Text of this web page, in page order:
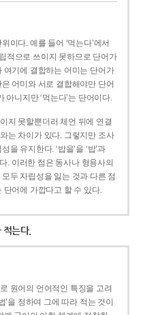
이다. 예를 들어 ‘먹는다’에서
적으로 쓰이지 못하므로 단어가
여기에 결합하는 어미는 단어가
어미와 서로 결합해야만 단어
아니지만 ‘먹는다’는 단어이다.
지 못할뿐더러 체언 뒤에 연결
는 차이가 있다. 그렇지만 조사
을 유지한다. ‘밥을’을 ‘밥’과
. 이러한 점은 동사나 형용사의
두 자립성을 잃는 것과 다른 점
단어에 가깝다고 할 수 있다.
적는다.
원어의 언어적인 특징을 고려
을 정하여 그에 따라 적는 것이